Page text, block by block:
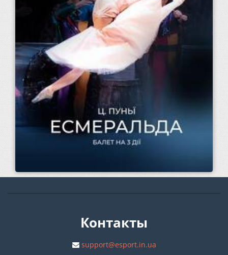
Контакты
support@esport.in.ua